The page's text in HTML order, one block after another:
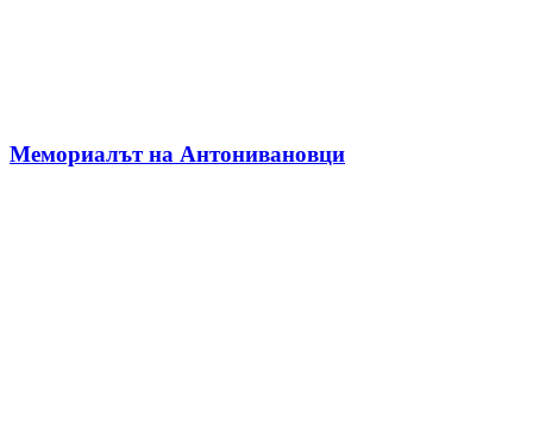
Мемориалът на Антонивановци